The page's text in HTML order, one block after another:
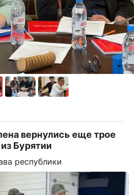
вернулись еще трое
Бурятии
республики